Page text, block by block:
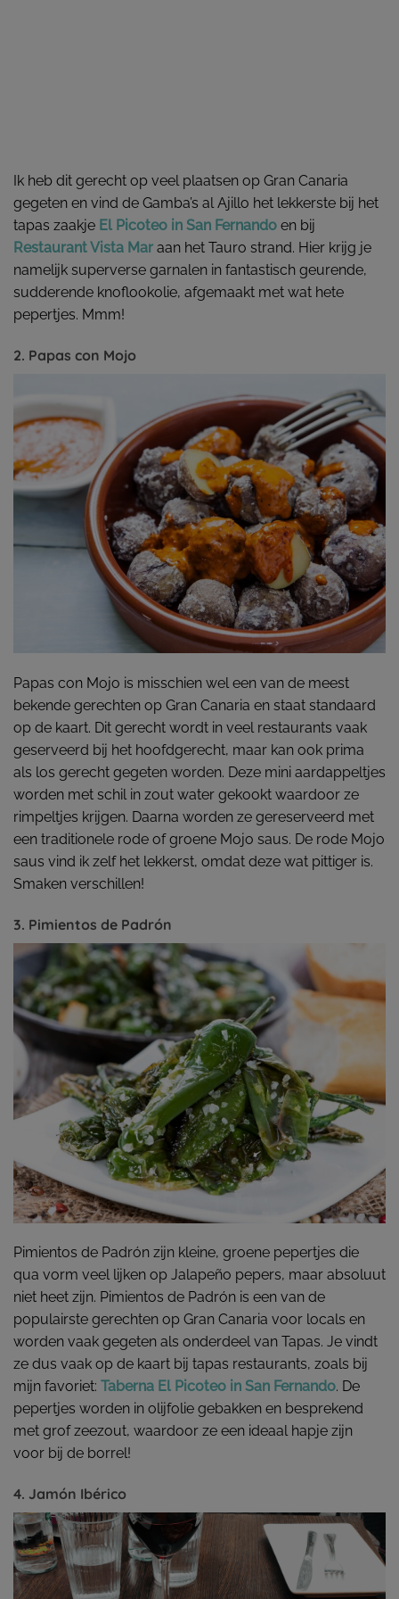
Ik heb dit gerecht op veel plaatsen op Gran Canaria
gegeten en vind de Gamba’s al Ajillo het lekkerste bij het
tapas zaakje El Picoteo in San Fernando en bij
Restaurant Vista Mar aan het Tauro strand. Hier krijg je
namelijk superverse garnalen in fantastisch geurende,
sudderende knoflookolie, afgemaakt met wat hete
pepertjes. Mmm!
2. Papas con Mojo
Papas con Mojo is misschien wel een van de meest
bekende gerechten op Gran Canaria en staat standaard
op de kaart. Dit gerecht wordt in veel restaurants vaak
geserveerd bij het hoofdgerecht, maar kan ook prima
als los gerecht gegeten worden. Deze mini aardappeltjes
worden met schil in zout water gekookt waardoor ze
rimpeltjes krijgen. Daarna worden ze gereserveerd met
een traditionele rode of groene Mojo saus. De rode Mojo
saus vind ik zelf het lekkerst, omdat deze wat pittiger is.
Smaken verschillen!
3. Pimientos de Padrón
Pimientos de Padrón zijn kleine, groene pepertjes die
qua vorm veel lijken op Jalapeño pepers, maar absoluut
niet heet zijn. Pimientos de Padrón is een van de
populairste gerechten op Gran Canaria voor locals en
worden vaak gegeten als onderdeel van Tapas. Je vindt
ze dus vaak op de kaart bij tapas restaurants, zoals bij
mijn favoriet: Taberna El Picoteo in San Fernando. De
pepertjes worden in olijfolie gebakken en besprekend
met grof zeezout, waardoor ze een ideaal hapje zijn
voor bij de borrel!
4. Jamón Ibérico